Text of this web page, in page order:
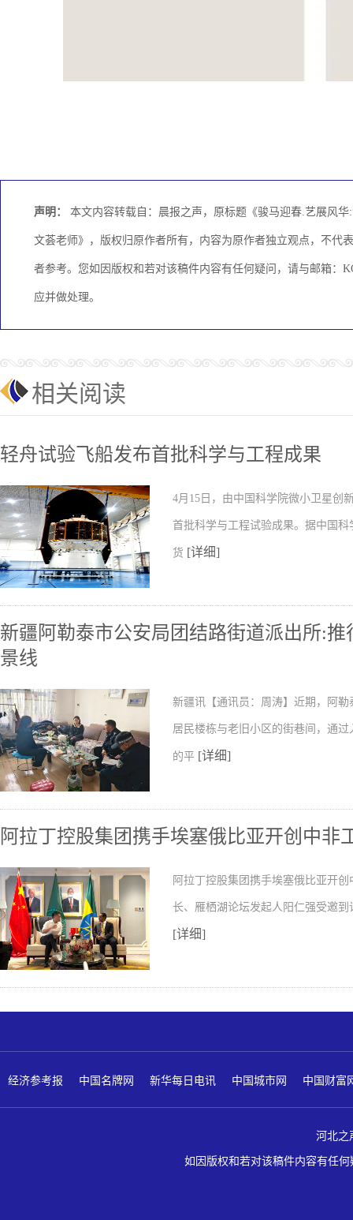
声明： 本文内容转载自：晨报之声，原标题《骏马迎春.艺展风
文荟老师》，版权归原作者所有，内容为原作者独立观点，不代
者参考。您如因版权和若对该稿件内容有任何疑问，请与邮箱：
应并做处理。
相关阅读
轻舟试验飞船发布首批科学与工程成果
4月15日，由中国科学院微小卫星创
首批科学与工程试验成果。据中国
货 [详细]
新疆阿勒泰市公安局团结路街道派出所:推
景线
新疆讯【通讯员：周涛】近期，阿
居民楼栋与老旧小区的街巷间，通
的平 [详细]
阿拉丁控股集团携手埃塞俄比亚开创中非
阿拉丁控股集团携手埃塞俄比亚开
长、雁栖湖论坛发起人阳仁强受邀
[详细]
经济参考报 中国名牌网 新华每日电讯 中国城市网 中国财富
河北之
如因版权和若对该稿件内容有任